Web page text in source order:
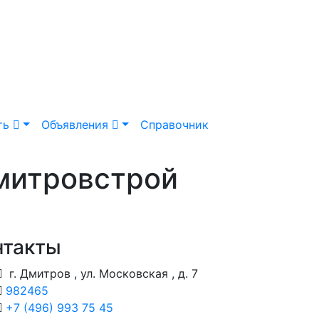
Объявления Справочник
г. Дмитров , ул. Московская , д. 7
982465
+7 (496) 993 75 45